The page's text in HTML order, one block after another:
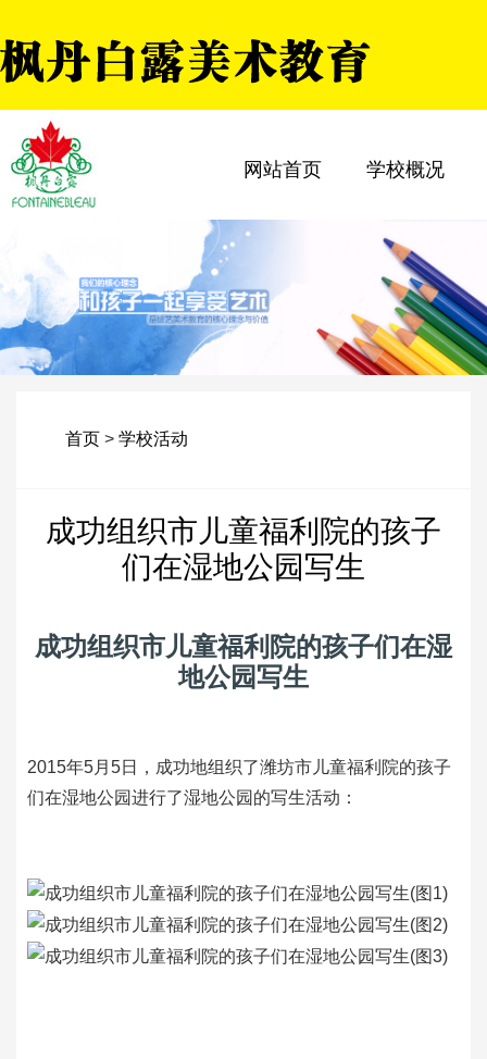
网站首页 学校概况
首页 > 学校活动
成功组织市儿童福利院的孩子
们在湿地公园写生
成功组织市儿童福利院的孩子们在湿
地公园写生
2015年5月5日，成功地组织了潍坊市儿童福利院的孩子
们在湿地公园进行了湿地公园的写生活动：